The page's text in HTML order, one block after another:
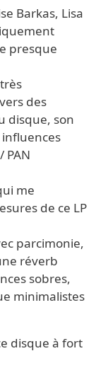
Barkas, Lisa
presque
des
disque, son
PAN
me
de ce LP
parcimonie,
réverb
sobres,
minimalistes
disque à fort